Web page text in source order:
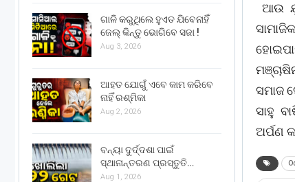
ଆଉ
ସମାଜ
ସାହୁ
ଅର୍ପଣ
ଗାଳି କରୁଥିଲେ ହୁଏତ ଯିବେନାହିଁ
ଜେଲ୍ କିନ୍ତୁ ଭୋଗିବେ ସଜା !
Aug 3, 2026
ଆହତ ଯୋଗୁଁ ଏବେ କାମ କରିବେ
ନାହିଁ ରଶ୍ମିକା
Aug 2, 2026
ବନ୍ୟା ଦୁର୍ଦ୍ଦଶା ପାଇଁ
ସ୍ଥାନାନ୍ତରଣ ପ୍ରସ୍ତୁତି…
Aug 1, 2026